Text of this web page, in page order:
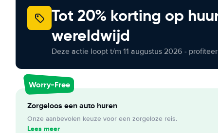
Tot 20% korting op
wereldwijd
Deze actie loopt t/m 11 augustus 2026 -
Worry-Free
Zorgeloos een auto huren
Onze aanbevolen keuze voor een zorgeloze reis.
Lees meer